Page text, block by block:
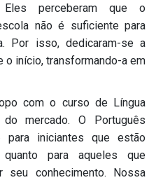
perceberam que o
não é suficiente para
Por isso, dedicaram-se a
início, transformando-a em
com o curso de Língua
mercado. O Português
para iniciantes que estão
para aqueles que
seu conhecimento. Nossa